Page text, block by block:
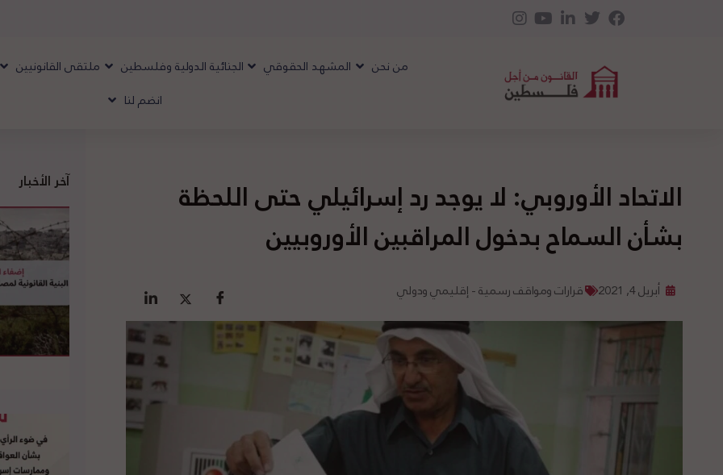
من نحن المشهد الحقوقي الجنائية الدولية وفلسطين ملتقى القانونيين
انضم لنا
الاتحاد الأوروبي: لا يوجد رد إسرائيلي حتى اللحظة
بشأن السماح بدخول المراقبين الأوروبيين
أبريل 4, 2021 قرارات ومواقف رسمية - إقليمي ودولي
آخر الأخبار